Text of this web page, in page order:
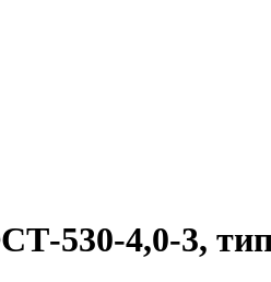
530-4,0-3,